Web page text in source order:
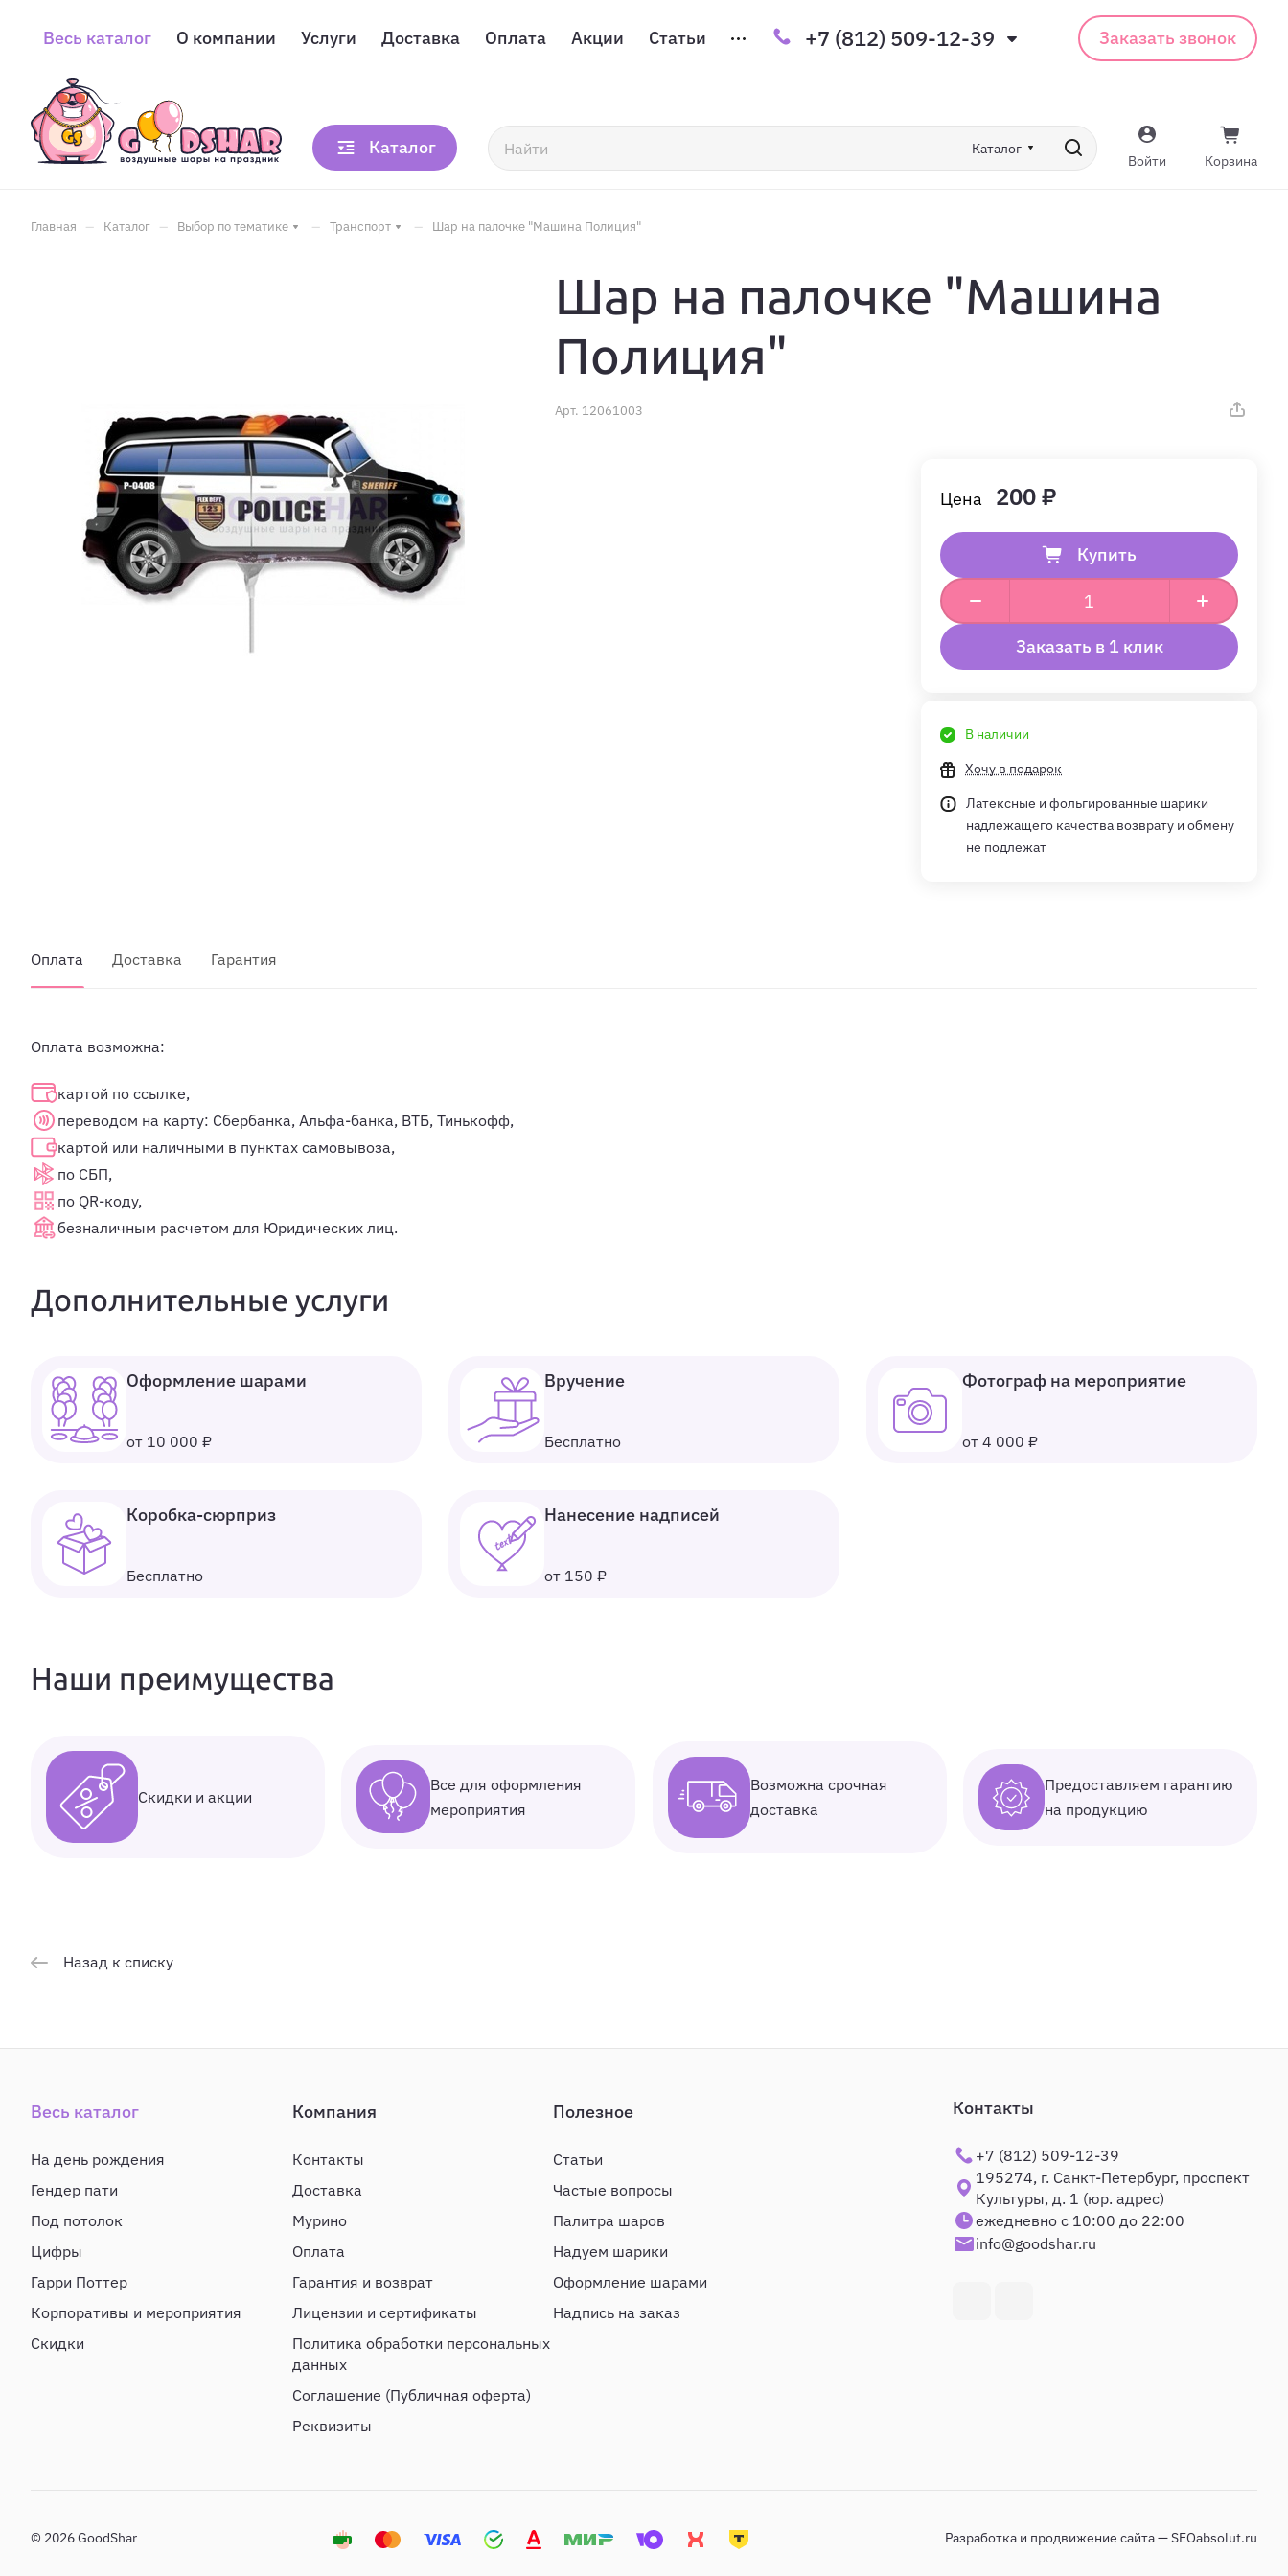
Весь каталог О компании Услуги Доставка Оплата Акции Статьи +7 (812) 509-12-39 Заказать звонок
Каталог Каталог
Войти Корзина
Главная – Каталог – Выбор по тематике – Транспорт – Шар на палочке "Машина Полиция"
Шар на палочке "Машина
Полиция"
Арт. 12061003
200 ₽
Купить
Заказать в 1 клик
В наличии
Хочу в подарок
Латексные и фольгированные шарики
надлежащего качества возврату и обмену
не подлежат
Оплата Доставка Гарантия
Оплата возможна:
картой по ссылке,
переводом на карту: Сбербанка, Альфа-банка, ВТБ, Тинькофф,
картой или наличными в пунктах самовывоза,
по СБП,
по QR-коду,
безналичным расчетом для Юридических лиц.
Дополнительные услуги
Оформление шарами
от 10 000 ₽
Вручение
Бесплатно
Фотограф на мероприятие
от 4 000 ₽
Коробка-сюрприз
Бесплатно
Нанесение надписей
от 150 ₽
Наши преимущества
Скидки и акции
Все для оформления
мероприятия
Возможна срочная
доставка
Предоставляем гарантию
на продукцию
Назад к списку
Весь каталог
На день рождения
Гендер пати
Под потолок
Цифры
Гарри Поттер
Корпоративы и мероприятия
Скидки
Компания
Контакты
Доставка
Мурино
Оплата
Гарантия и возврат
Лицензии и сертификаты
Политика обработки персональных
данных
Соглашение (Публичная оферта)
Реквизиты
Полезное
Статьи
Частые вопросы
Палитра шаров
Надуем шарики
Оформление шарами
Надпись на заказ
Контакты
+7 (812) 509-12-39
195274, г. Санкт-Петербург, проспект
Культуры, д. 1 (юр. адрес)
ежедневно с 10:00 до 22:00
info@goodshar.ru
© 2026 GoodShar Разработка и продвижение сайта — SEOabsolut.ru